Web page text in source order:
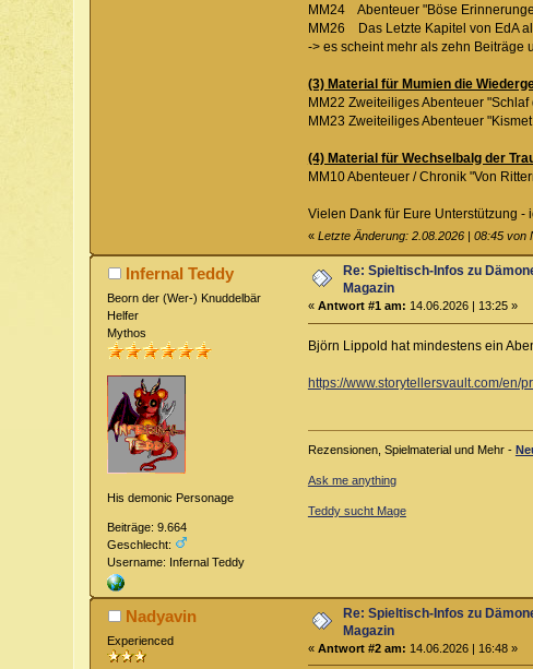
MM24 Abenteuer "Böse
MM26 Das Letzte Kapitel von EdA
-> es scheint mehr als zehn Beiträge
(3) Material für Mumien die
MM22 Zweiteiliges Abenteuer "Schlaf
MM23 Zweiteiliges Abenteuer
(4) Material für Wechselbalg der
MM10 Abenteuer / Chronik "Von
Vielen Dank für Eure Unterstützung -
« Letzte Änderung: 2.08.2026 | 08:45 von
Infernal Teddy
Beorn der (Wer-) Knuddelbär
Helfer
Mythos
His demonic Personage
Beiträge: 9.664
Geschlecht:
Username: Infernal Teddy
Re: Spieltisch-Infos zu
Magazin
« Antwort #1 am: 14.06.2026 | 13:25 »
Björn Lippold hat mindestens ein
https://www.storytellersvault.com/en/
Rezensionen, Spielmaterial und Mehr -
Ask me anything
Teddy sucht Mage
Nadyavin
Experienced
Re: Spieltisch-Infos zu
Magazin
« Antwort #2 am: 14.06.2026 | 16:48 »